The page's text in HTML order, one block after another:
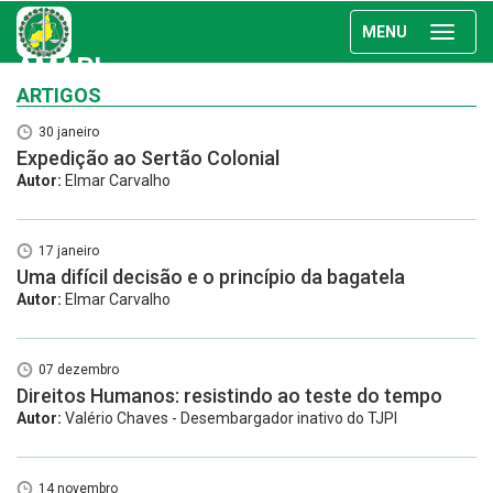
MENU
AMAPI
ARTIGOS
30 janeiro
Expedição ao Sertão Colonial
Autor: Elmar Carvalho
17 janeiro
Uma difícil decisão e o princípio da bagatela
Autor: Elmar Carvalho
07 dezembro
Direitos Humanos: resistindo ao teste do tempo
Autor: Valério Chaves - Desembargador inativo do TJPI
14 novembro